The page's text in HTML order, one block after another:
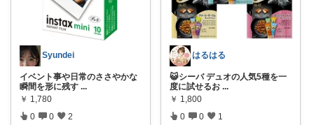
Syundei
イベント事や日常のささやかな
瞬間を形に残す ...
￥ 1,780
0 0 2
はるはる
😺シーバ デュオの人気5種を一
度に試せるお ...
￥ 1,800
0 0 1